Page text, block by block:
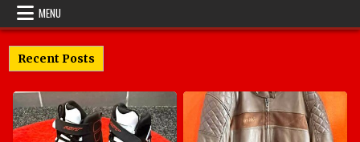
MENU
Recent Posts